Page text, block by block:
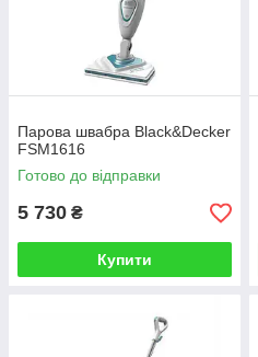
Парова швабра Black&Decker
FSM1616
Готово до відправки
5 730 ₴
Купити